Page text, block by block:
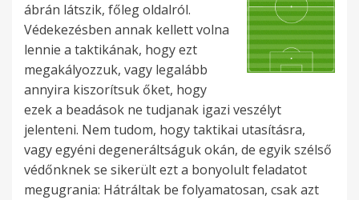
ábrán látszik, főleg oldalról.
Védekezésben annak kellett volna
lennie a taktikának, hogy ezt
megakályozzuk, vagy legalább
annyira kiszorítsuk őket, hogy
ezek a beadások ne tudjanak igazi veszélyt
jelenteni. Nem tudom, hogy taktikai utasításra,
vagy egyéni degeneráltságuk okán, de egyik szélső
védőnknek se sikerült ezt a bonyolult feladatot
megugrania: Hátráltak be folyamatosan, csak azt